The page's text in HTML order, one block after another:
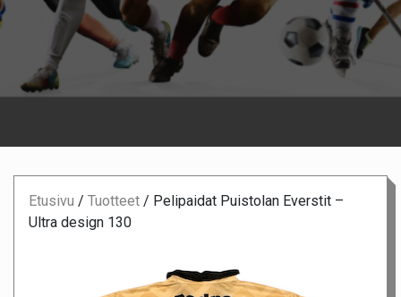
Etusivu / Tuotteet / Pelipaidat Puistolan Everstit –
Ultra design 130